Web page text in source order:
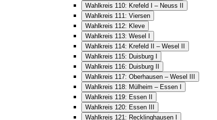
Wahlkreis 110: Krefeld I – Neuss II
Wahlkreis 111: Viersen
Wahlkreis 112: Kleve
Wahlkreis 113: Wesel I
Wahlkreis 114: Krefeld II – Wesel II
Wahlkreis 115: Duisburg I
Wahlkreis 116: Duisburg II
Wahlkreis 117: Oberhausen – Wesel III
Wahlkreis 118: Mülheim – Essen I
Wahlkreis 119: Essen II
Wahlkreis 120: Essen III
Wahlkreis 121: Recklinghausen I